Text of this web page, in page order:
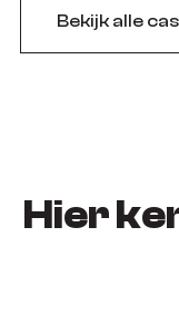
Bekijk alle
Hier